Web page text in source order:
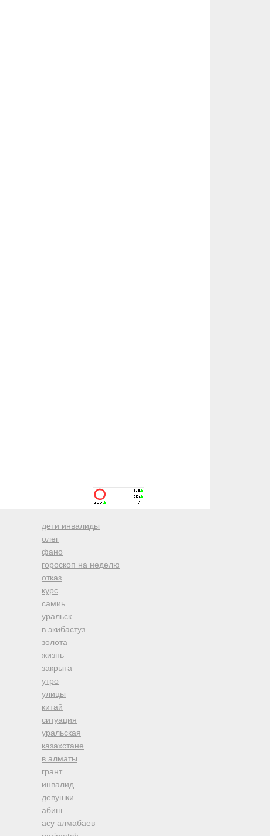
дети инвалиды
олег
фано
гороскоп на неделю
отказ
курс
самиь
уральск
в экибастуз
золота
жизнь
закрыта
утро
улицы
китай
ситуация
уральская
казахстане
в алматы
грант
инвалид
девушки
абиш
асу алмабаев